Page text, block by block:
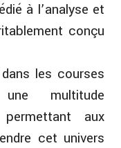
à l’analyse et
conçu
les courses
multitude
aux
cet univers